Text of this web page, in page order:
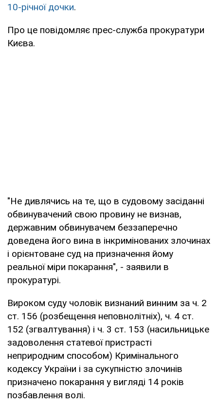
10-річної дочки.
Про це повідомляє прес-служба прокуратури
Києва.
"Не дивлячись на те, що в судовому засіданні
обвинувачений свою провину не визнав,
державним обвинувачем беззаперечно
доведена його вина в інкримінованих злочинах
і орієнтоване суд на призначення йому
реальної міри покарання", - заявили в
прокуратурі.
Вироком суду чоловік визнаний винним за ч. 2
ст. 156 (розбещення неповнолітніх), ч. 4 ст.
152 (згвалтування) і ч. 3 ст. 153 (насильницьке
задоволення статевої пристрасті
неприродним способом) Кримінального
кодексу України і за сукупністю злочинів
призначено покарання у вигляді 14 років
позбавлення волі.